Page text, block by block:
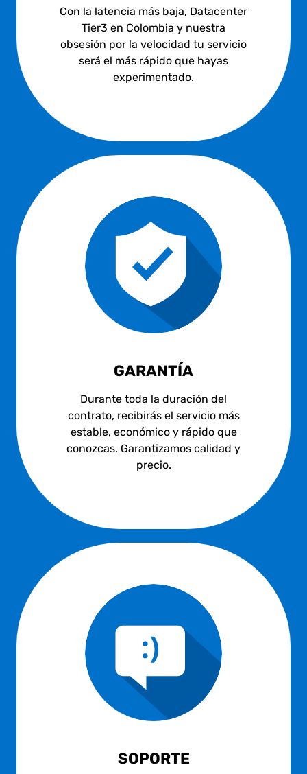
Con la latencia más baja, Datacenter
Tier3 en Colombia y nuestra
obsesión por la velocidad tu servicio
será el más rápido que hayas
experimentado.
GARANTÍA
Durante toda la duración del
contrato, recibirás el servicio más
estable, económico y rápido que
conozcas. Garantizamos calidad y
precio.
SOPORTE